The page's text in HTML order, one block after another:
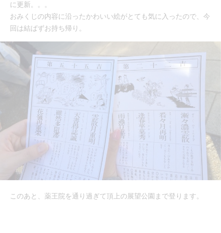
に更新。。。
おみくじの内容に沿ったかわいい絵がとても気に入ったので、今
回は結ばずお持ち帰り。
このあと、薬王院を通り過ぎて頂上の展望公園まで登ります。